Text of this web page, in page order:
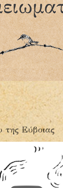
Εύβοιας